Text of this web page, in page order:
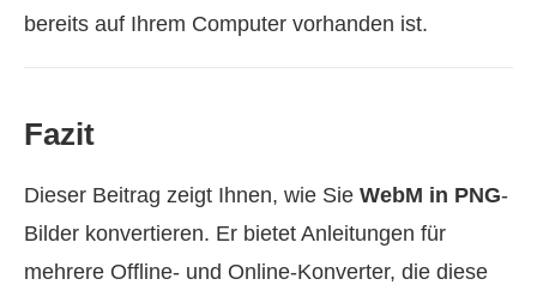
bereits auf Ihrem Computer vorhanden ist.
Fazit
Dieser Beitrag zeigt Ihnen, wie Sie WebM in PNG-
Bilder konvertieren. Er bietet Anleitungen für
mehrere Offline‑ und Online‑Konverter, die diese